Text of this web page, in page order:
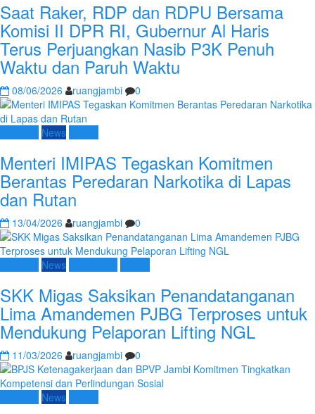
Saat Raker, RDP dan RDPU Bersama
Komisi II DPR RI, Gubernur Al Haris
Terus Perjuangkan Nasib P3K Penuh
Waktu dan Paruh Waktu
08/06/2026 ruangjambi 0
News
Menteri IMIPAS Tegaskan Komitmen
Berantas Peredaran Narkotika di Lapas
dan Rutan
13/04/2026 ruangjambi 0
News
SKK Migas Saksikan Penandatanganan
Lima Amandemen PJBG Terproses untuk
Mendukung Pelaporan Lifting NGL
11/03/2026 ruangjambi 0
News